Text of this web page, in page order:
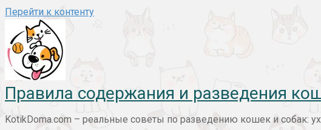
Перейти к контенту
Правила содержания и разведения
KotikDoma.com – реальные советы по разведению кошек и собак: